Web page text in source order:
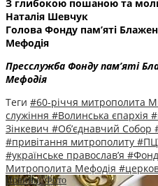
З глибокою пошаною та
Наталія Шевчук
Голова Фонду пам’яті
Мефодія
Пресслужба Фондупам’яті
Мефодія
Теги #60-річчя митрополита
служіння #Волинська єпархія
Зінкевич #Об’єднавчий Собор
#привітання митрополиту
#українське православ’я
Митрополита Мефодія
Новини,Фото